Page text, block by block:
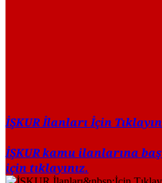
İŞKUR İlanları İçin Tıklayın
İŞKUR kamu ilanlarına
için tıklayınız.